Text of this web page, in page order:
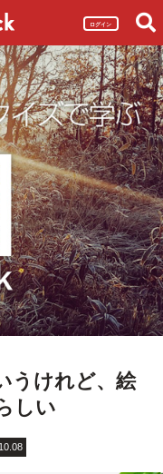
ログイン
うけれど、絵
しい